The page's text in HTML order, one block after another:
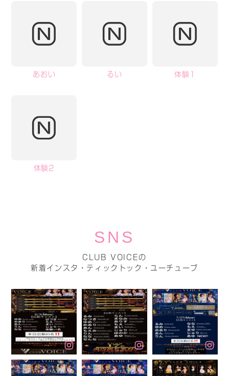
あおい るい 体験1
体験2
SNS
CLUB VOICEの
新着インスタ・ティックトック・ユーチューブ